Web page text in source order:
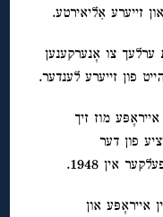
זייערע אַליאירטע.
ערלעך צו אָנערקענען
פון זייערע לענדער.
מוז זיך
פון דער
אין 1948.
אייראָפּע און